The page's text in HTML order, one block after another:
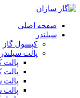
صفحه اصلی
سیلندر
کپسول گاز
پالت سیلندر
پالت
پالت
پالت
پالت